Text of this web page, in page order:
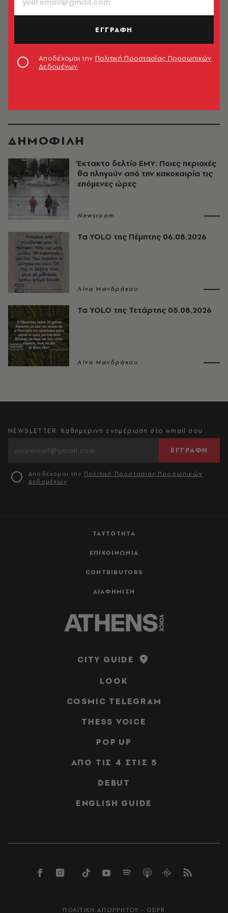
ΕΛΛΑΔΑ
Έκτακτο δελτίο επιδείνωσης καιρού:
Έρχεται χιονιάς
Newsroom
ΔΗΜΟΦΙΛΗ
Έκτακτο δελτίο ΕΜΥ: Ποιες περιοχές
θα πληγούν από την κακοκαιρία τις
επόμενες ώρες
Newsroom
Τα YOLO της Πέμπτης 06.08.2026
Λίνα Μανδράκου
Τα YOLO της Τετάρτης 05.08.2026
Λίνα Μανδράκου
ΤΑΥΤΟΤΗΤΑ
ΕΠΙΚΟΙΝΩΝΙΑ
CONTRIBUTORS
ΔΙΑΦΗΜΙΣΗ
NEWSLETTER: Καθημερινή ενημέρωση στο email σου
ΕΓΓΡΑΦΗ
Αποδέχομαι την Πολιτική Προστασίας Προσωπικών
Δεδομένων
CITY GUIDE
LOOK
COSMIC TELEGRAM
THESS VOICE
POP UP
ΑΠΟ ΤΙΣ 4 ΣΤΙΣ 5
DEBUT
ENGLISH GUIDE
ΠΟΛΙΤΙΚΗ ΑΠΟΡΡΗΤΟΥ - GDPR
ΕΓΓΡΑΦΗ
Αποδέχομαι την Πολιτική Προστασίας Προσωπικών
Δεδομένων